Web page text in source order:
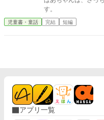
す。
児童書・童話 完結 短編
アプリ一覧